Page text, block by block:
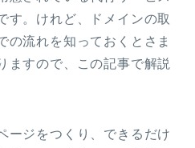
す。けれど、ドメインの取
の流れを知っておくとさま
ますので、この記事で解説
ージをつくり、できるだけ